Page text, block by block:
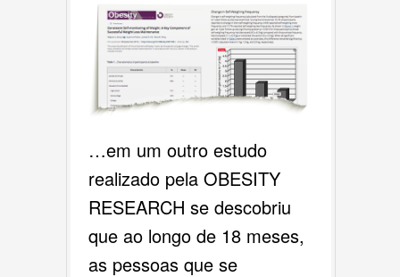
…em um outro estudo
realizado pela OBESITY
RESEARCH se descobriu
que ao longo de 18 meses,
as pessoas que se